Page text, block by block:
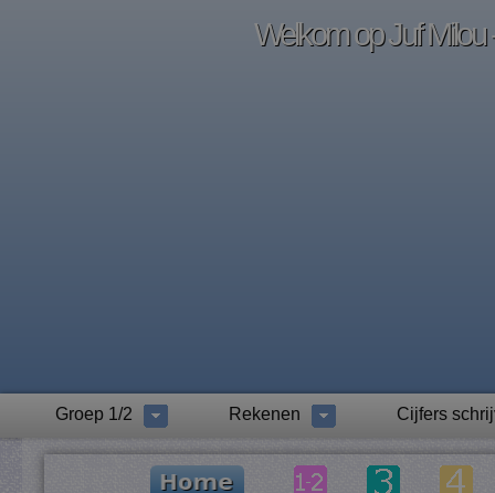
Welkom op Juf Milou
Groep 1/2 Rekenen Cijfers